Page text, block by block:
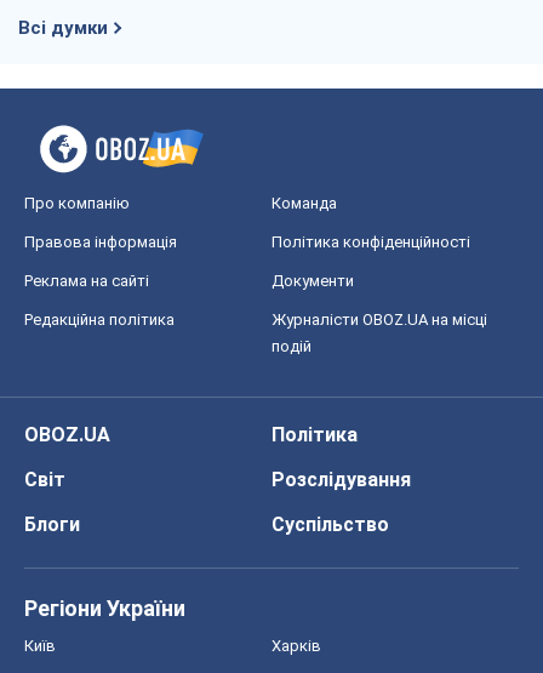
Всі думки
Про компанію Команда
Правова інформація Політика конфіденційності
Реклама на сайті Документи
Редакційна політика
Журналісти OBOZ.UA на місці
подій
OBOZ.UA
Політика
Світ
Розслідування
Блоги
Суспільство
Регіони України
Київ Харків